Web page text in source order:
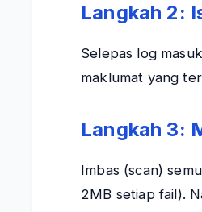
Langkah 2:
Selepas log
maklumat yang
Langkah 3:
Imbas (scan)
2MB setiap fail).